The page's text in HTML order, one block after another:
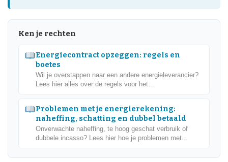
Ken je rechten
Energiecontract opzeggen: regels en
boetes
Wil je overstappen naar een andere energieleverancier?
Lees hier alles over de regels voor het...
Problemen met je energierekening:
naheffing, schatting en dubbel betaald
Onverwachte naheffing, te hoog geschat verbruik of
dubbele incasso? Lees hier hoe je problemen met...